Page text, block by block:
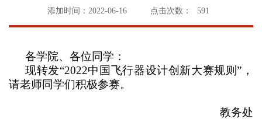
添加时间：2022-06-16 点击次数： 591
各学院、各位同学：
现转发“2022中国飞行器设计创新大赛规则”，
请老师同学们积极参赛。
教务处